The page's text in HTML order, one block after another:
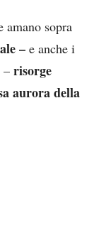
sopra
– e anche i
– risorge
aurora della